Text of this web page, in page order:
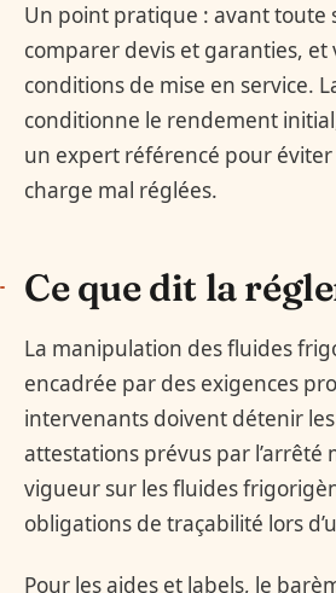
Un point pratique : avant toute
comparer devis et garanties, et
conditions de mise en service.
conditionne le rendement
un expert référencé pour éviter
charge mal réglées.
Ce que dit la
La manipulation des fluides
encadrée par des exigences
intervenants doivent détenir
attestations prévus par l’arrêté
vigueur sur les fluides
obligations de traçabilité lors
Pour les aides et labels, le